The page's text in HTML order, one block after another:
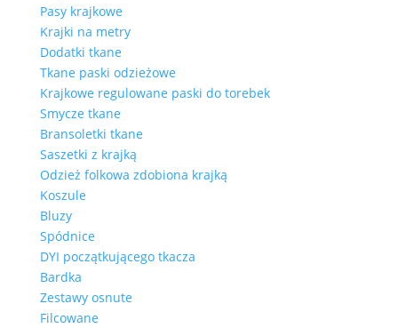
Pasy krajkowe
Krajki na metry
Dodatki tkane
Tkane paski odzieżowe
Krajkowe regulowane paski do torebek
Smycze tkane
Bransoletki tkane
Saszetki z krajką
Odzież folkowa zdobiona krajką
Koszule
Bluzy
Spódnice
DYI początkującego tkacza
Bardka
Zestawy osnute
Filcowane